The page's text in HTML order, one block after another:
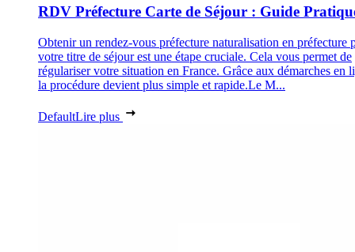
RDV Préfecture Carte de Séjour : Guide
Obtenir un rendez-vous préfecture naturalisation en préfecture
votre titre de séjour est une étape cruciale. Cela vous permet de
régulariser votre situation en France. Grâce aux démarches en
la procédure devient plus simple et rapide.Le M...
DefaultLire plus